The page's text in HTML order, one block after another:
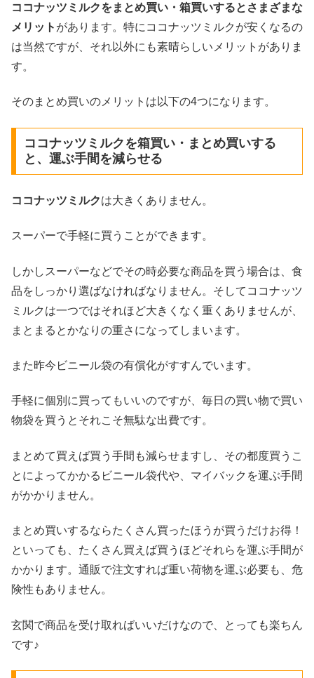
ココナッツミルクをまとめ買い・箱買いするとさまざまな
メリット があります。特にココナッツミルクが安くなるの
は当然ですが、それ以外にも素晴らしいメリットがありま
す。
そのまとめ買いのメリットは以下の4つになります。
ココナッツミルクを箱買い・まとめ買いする
と、運ぶ手間を減らせる
ココナッツミルクは大きくありません。
スーパーで手軽に買うことができます。
しかしスーパーなどでその時必要な商品を買う場合は、食
品をしっかり選ばなければなりません。そしてココナッツ
ミルクは一つではそれほど大きくなく重くありませんが、
まとまるとかなりの重さになってしまいます。
また昨今ビニール袋の有償化がすすんでいます。
手軽に個別に買ってもいいのですが、毎日の買い物で買い
物袋を買うとそれこそ無駄な出費です。
まとめて買えば買う手間も減らせますし、その都度買うこ
とによってかかるビニール袋代や、マイバックを運ぶ手間
がかかりません。
まとめ買いするならたくさん買ったほうが買うだけお得！
といっても、たくさん買えば買うほどそれらを運ぶ手間が
かかります。通販で注文すれば重い荷物を運ぶ必要も、危
険性もありません。
玄関で商品を受け取ればいいだけなので、とっても楽ちん
です♪